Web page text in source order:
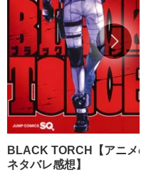
BLACK TORCH【アニメの
ネタバレ感想】